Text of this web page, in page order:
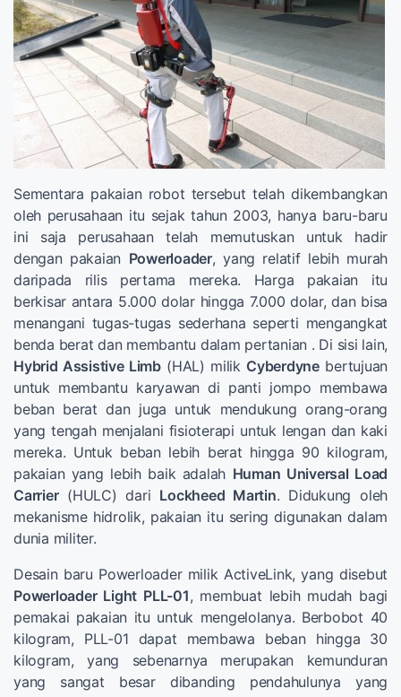
Sementara pakaian robot tersebut telah dikembangkan
oleh perusahaan itu sejak tahun 2003, hanya baru-baru
ini saja perusahaan telah memutuskan untuk hadir
dengan pakaian Powerloader, yang relatif lebih murah
daripada rilis pertama mereka. Harga pakaian itu
berkisar antara 5.000 dolar hingga 7.000 dolar, dan bisa
menangani tugas-tugas sederhana seperti mengangkat
benda berat dan membantu dalam pertanian . Di sisi lain,
Hybrid Assistive Limb(HAL) milik Cyberdynebertujuan
untuk membantu karyawan di panti jompo membawa
beban berat dan juga untuk mendukung orang-orang
yang tengah menjalani fisioterapi untuk lengan dan kaki
mereka. Untuk beban lebih berat hingga 90 kilogram,
pakaian yang lebih baik adalah Human Universal Load
Carrier(HULC) dari Lockheed Martin. Didukung oleh
mekanisme hidrolik, pakaian itu sering digunakan dalam
dunia militer.
Desain baru Powerloader milik ActiveLink, yang disebut
Powerloader Light PLL-01, membuat lebih mudah bagi
pemakai pakaian itu untuk mengelolanya. Berbobot 40
kilogram, PLL-01 dapat membawa beban hingga 30
kilogram, yang sebenarnya merupakan kemunduran
yang sangat besar dibanding pendahulunya yang